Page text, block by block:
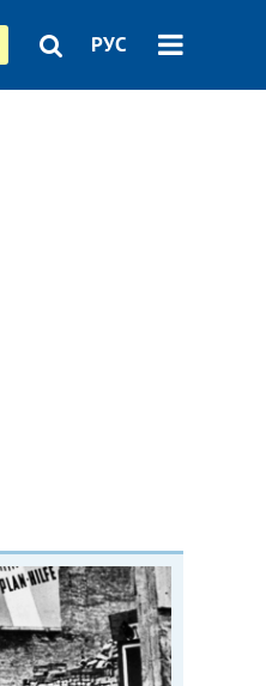
РУС